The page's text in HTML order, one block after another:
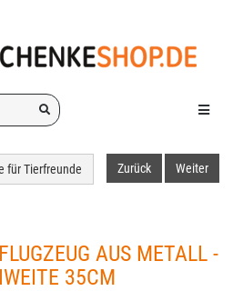
Menü
für Tierfreunde Zurück Weiter
AUS METALL -
35CM